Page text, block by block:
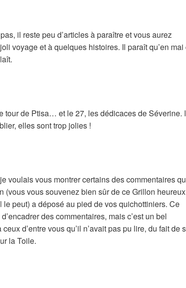
il reste peu d’articles à paraître et vous aurez
voyage et à quelques histoires. Il paraît qu’en mai
tour de Ptisa… et le 27, les dédicaces de Séverine.
elles sont trop jolies !
voulais vous montrer certains des commentaires
(vous vous souvenez bien sûr de ce Grillon heureux
le peut) a déposé au pied de vos quichottiniers. Ce
des commentaires, mais c’est un bel
d’entre vous qu’il n’avait pas pu lire, du fait de
la Toile.